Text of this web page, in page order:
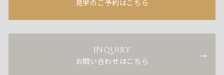
見学のご予約はこちら
INQUIRY
お問い合わせはこちら